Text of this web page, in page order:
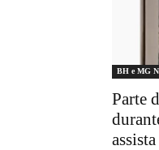
BH e MG
Parte
assista